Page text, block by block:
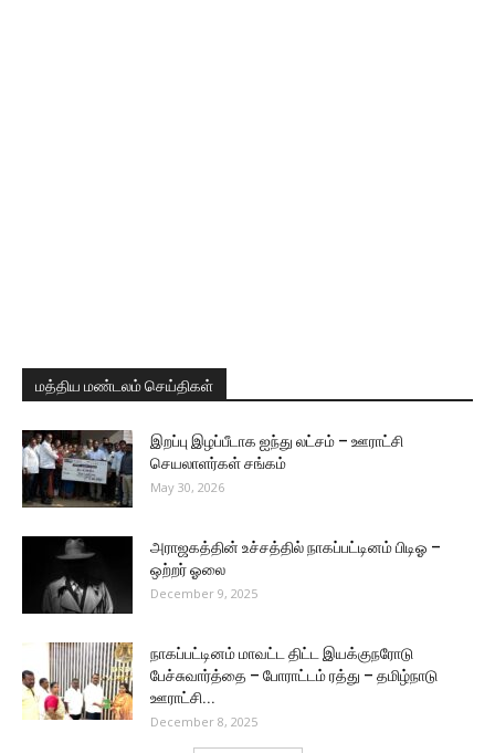
மத்திய மண்டலம் செய்திகள்
இறப்பு இழப்பீடாக ஐந்து லட்சம் – ஊராட்சி
செயலாளர்கள் சங்கம்
May 30, 2026
அராஜகத்தின் உச்சத்தில் நாகப்பட்டினம் பிடிஓ –
ஒற்றர் ஓலை
December 9, 2025
நாகப்பட்டினம் மாவட்ட திட்ட இயக்குநரோடு
பேச்சுவார்த்தை – போராட்டம் ரத்து – தமிழ்நாடு
ஊராட்சி...
December 8, 2025